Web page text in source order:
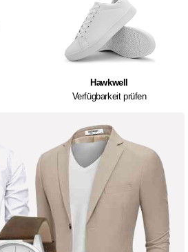
Hawkwell
Verfügbarkeit prüfen